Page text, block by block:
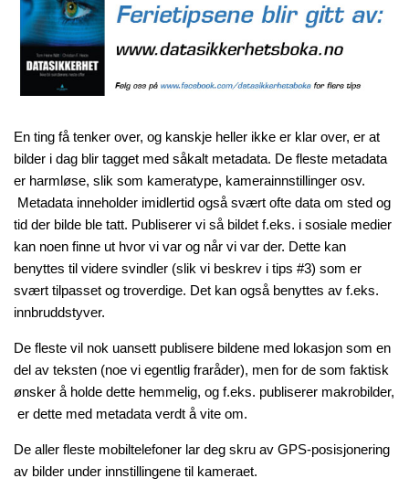
En ting få tenker over, og kanskje heller ikke er klar over, er at
bilder i dag blir tagget med såkalt metadata. De fleste metadata
er harmløse, slik som kameratype, kamerainnstillinger osv.
Metadata inneholder imidlertid også svært ofte data om sted og
tid der bilde ble tatt. Publiserer vi så bildet f.eks. i sosiale medier
kan noen finne ut hvor vi var og når vi var der. Dette kan
benyttes til videre svindler (slik vi beskrev i tips #3) som er
svært tilpasset og troverdige. Det kan også benyttes av f.eks.
innbruddstyver.
De fleste vil nok uansett publisere bildene med lokasjon som en
del av teksten (noe vi egentlig fraråder), men for de som faktisk
ønsker å holde dette hemmelig, og f.eks. publiserer makrobilder,
er dette med metadata verdt å vite om.
De aller fleste mobiltelefoner lar deg skru av GPS-posisjonering
av bilder under innstillingene til kameraet.